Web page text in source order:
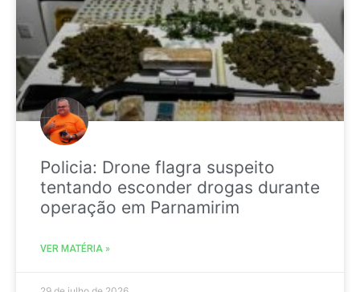
Policia: Drone flagra suspeito
tentando esconder drogas durante
operação em Parnamirim
VER MATÉRIA »